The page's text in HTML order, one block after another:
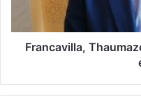
Francavilla,